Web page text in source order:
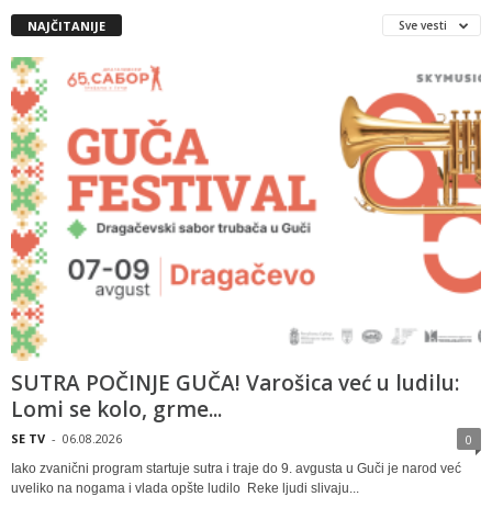
NAJČITANIJE Sve vesti
SUTRA POČINJE GUČA! Varošica već u ludilu:
Lomi se kolo, grme...
SE TV - 06.08.2026 0
Iako zvanični program startuje sutra i traje do 9. avgusta u Guči je narod već
uveliko na nogama i vlada opšte ludilo Reke ljudi slivaju...